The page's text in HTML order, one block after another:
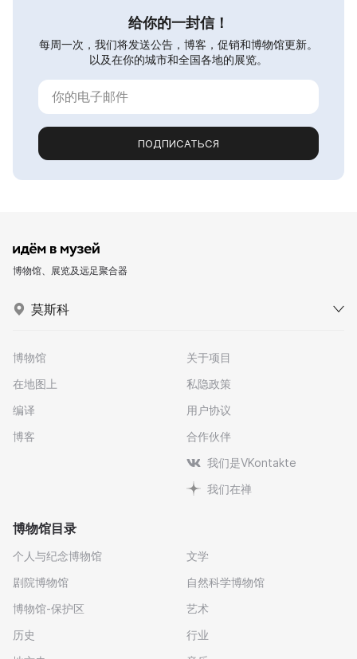
给你的一封信！
每周一次，我们将发送公告，博客，促销和博物馆更新。
以及在你的城市和全国各地的展览。
ПОДПИСАТЬСЯ
博物馆、展览及远足聚合器
莫斯科
博物馆
在地图上
编译
博客
关于项目
私隐政策
用户协议
合作伙伴
我们是VKontakte
我们在禅
博物馆目录
个人与纪念博物馆
剧院博物馆
博物馆-保护区
历史
文学
自然科学博物馆
艺术
行业